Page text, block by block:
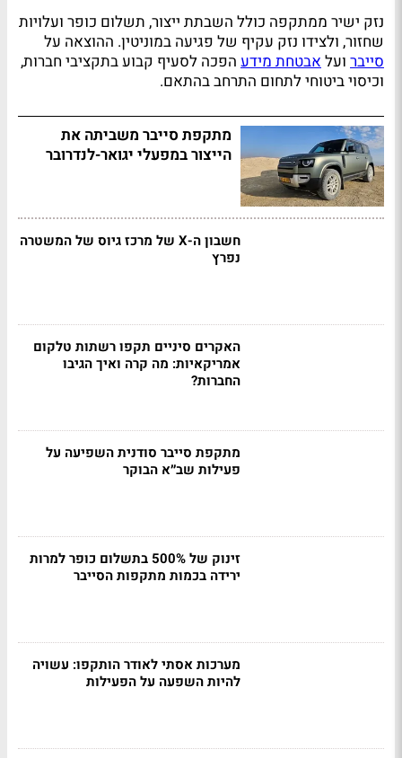
נזק ישיר ממתקפה כולל השבתת ייצור, תשלום כופר ועלויות
שחזור, ולצידו נזק עקיף של פגיעה במוניטין. ההוצאה על
סייבר ועלאבטחת מידע הפכה לסעיף קבוע בתקציבי חברות,
וכיסוי ביטוחי לתחום התרחב בהתאם.
מתקפת סייבר משביתה את
הייצור במפעלי יגואר-לנדרובר
חשבון ה-X של מרכז גיוס של המשטרה
נפרץ
האקרים סיניים תקפו רשתות טלקום
אמריקאיות: מה קרה ואיך הגיבו
החברות?
מתקפת סייבר סודנית השפיעה על
פעילות שב״א הבוקר
זינוק של 500% בתשלום כופר למרות
ירידה בכמות מתקפות הסייבר
מערכות אסתי לאודר הותקפו: עשויה
להיות השפעה על הפעילות